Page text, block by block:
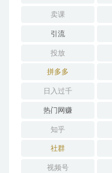
卖课
引流
投放
拼多多
日入过千
热门网赚
知乎
社群
视频号